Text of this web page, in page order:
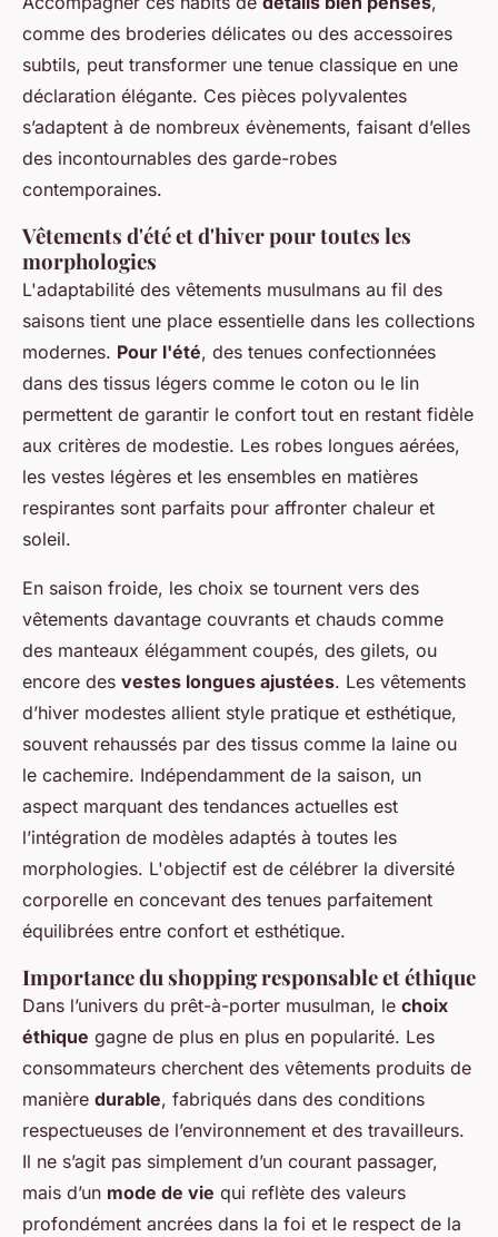
comme des broderies délicates ou des accessoires
subtils, peut transformer une tenue classique en une
déclaration élégante. Ces pièces polyvalentes
s’adaptent à de nombreux évènements, faisant d’elles
des incontournables des garde-robes
contemporaines.
Vêtements d'été et d'hiver pour toutes les
morphologies
L'adaptabilité des vêtements musulmans au fil des
saisons tient une place essentielle dans les collections
modernes. Pour l'été, des tenues confectionnées
dans des tissus légers comme le coton ou le lin
permettent de garantir le confort tout en restant fidèle
aux critères de modestie. Les robes longues aérées,
les vestes légères et les ensembles en matières
respirantes sont parfaits pour affronter chaleur et
soleil.
En saison froide, les choix se tournent vers des
vêtements davantage couvrants et chauds comme
des manteaux élégamment coupés, des gilets, ou
encore des vestes longues ajustées. Les vêtements
d’hiver modestes allient style pratique et esthétique,
souvent rehaussés par des tissus comme la laine ou
le cachemire. Indépendamment de la saison, un
aspect marquant des tendances actuelles est
l’intégration de modèles adaptés à toutes les
morphologies. L'objectif est de célébrer la diversité
corporelle en concevant des tenues parfaitement
équilibrées entre confort et esthétique.
Importance du shopping responsable et éthique
Dans l’univers du prêt-à-porter musulman, le choix
éthique gagne de plus en plus en popularité. Les
consommateurs cherchent des vêtements produits de
manière durable, fabriqués dans des conditions
respectueuses de l’environnement et des travailleurs.
Il ne s’agit pas simplement d’un courant passager,
mais d’un mode de vie qui reflète des valeurs
profondément ancrées dans la foi et le respect de la